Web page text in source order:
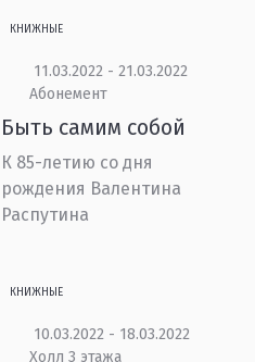
КНИЖНЫЕ
11.03.2022 - 21.03.2022
Абонемент
Быть самим собой
К 85-летию со дня
рождения Валентина
Распутина
КНИЖНЫЕ
10.03.2022 - 18.03.2022
Холл 3 этажа